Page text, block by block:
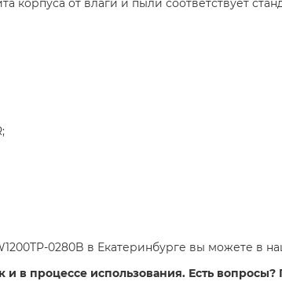
от влаги и пыли соответствует
0280B в Екатеринбурге вы можете в
процессе использования. Есть вопросы?